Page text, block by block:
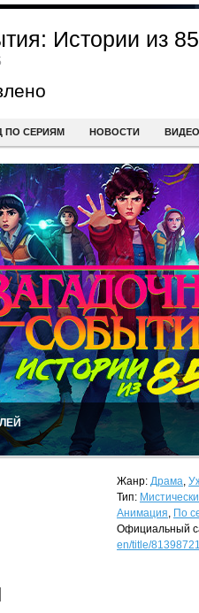
Истории из
ПО СЕРИЯМ НОВОСТИ ВИДЕО
Жанр: Драма,
Тип:
Анимация, По
Официальный
en/title/